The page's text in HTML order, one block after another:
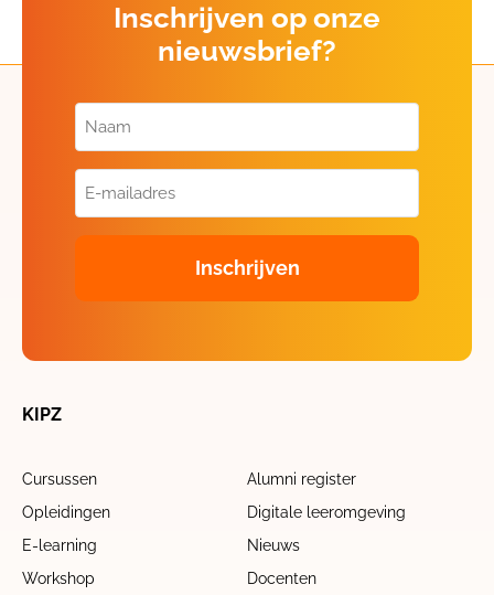
Inschrijven op onze
nieuwsbrief?
Naam
(Vereist)
E-
mailadres
KIPZ
Cursussen
Alumni register
Opleidingen
Digitale leeromgeving
E-learning
Nieuws
Workshop
Docenten